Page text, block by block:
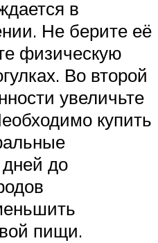
в
Не берите её
физическую
Во второй
увеличьте
купить
до
пищи.